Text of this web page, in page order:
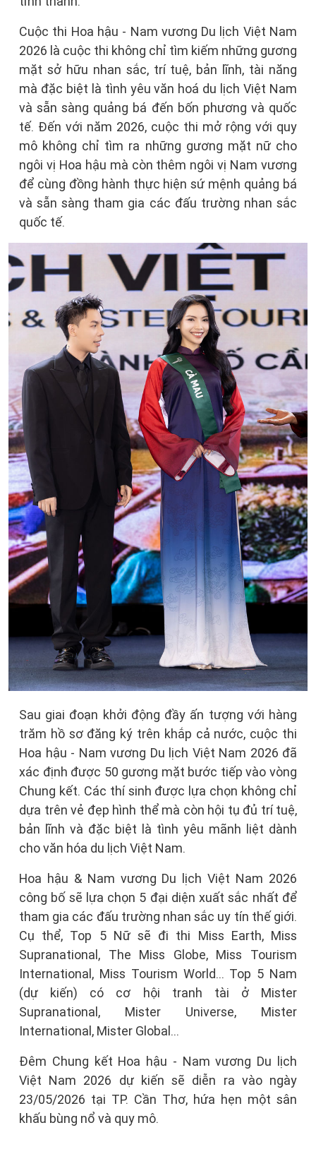
Cuộc thi Hoa hậu - Nam vương Du lịch Việt Nam
2026 là cuộc thi không chỉ tìm kiếm những gương
mặt sở hữu nhan sắc, trí tuệ, bản lĩnh, tài năng
mà đặc biệt là tình yêu văn hoá du lịch Việt Nam
và sẵn sàng quảng bá đến bốn phương và quốc
tế. Đến với năm 2026, cuộc thi mở rộng với quy
mô không chỉ tìm ra những gương mặt nữ cho
ngôi vị Hoa hậu mà còn thêm ngôi vị Nam vương
để cùng đồng hành thực hiện sứ mệnh quảng bá
và sẵn sàng tham gia các đấu trường nhan sắc
quốc tế.
Sau giai đoạn khởi động đầy ấn tượng với hàng
trăm hồ sơ đăng ký trên khắp cả nước, cuộc thi
Hoa hậu - Nam vương Du lịch Việt Nam 2026 đã
xác định được 50 gương mặt bước tiếp vào vòng
Chung kết. Các thí sinh được lựa chọn không chỉ
dựa trên vẻ đẹp hình thể mà còn hội tụ đủ trí tuệ,
bản lĩnh và đặc biệt là tình yêu mãnh liệt dành
cho văn hóa du lịch Việt Nam.
Hoa hậu & Nam vương Du lịch Việt Nam 2026
công bố sẽ lựa chọn 5 đại diện xuất sắc nhất để
tham gia các đấu trường nhan sắc uy tín thế giới.
Cụ thể, Top 5 Nữ sẽ đi thi Miss Earth, Miss
Supranational, The Miss Globe, Miss Tourism
International, Miss Tourism World... Top 5 Nam
(dự kiến) có cơ hội tranh tài ở Mister
Supranational, Mister Universe, Mister
International, Mister Global…
Đêm Chung kết Hoa hậu - Nam vương Du lịch
Việt Nam 2026 dự kiến sẽ diễn ra vào ngày
23/05/2026 tại TP. Cần Thơ, hứa hẹn một sân
khấu bùng nổ và quy mô.